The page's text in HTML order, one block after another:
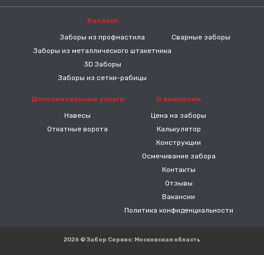
Каталог
Заборы из профнастила
Заборы из металлического штакетника
3D Заборы
Заборы из сетки-рабицы
Сварные заборы
Дополнительные услуги
Навесы
Откатные ворота
О компании
Цена на заборы
Калькулятор
Конструкции
Осмечивание забора
Контакты
Отзывы
Вакансии
Политика конфиденциальности
2026 © Забор Сервис: Московская область